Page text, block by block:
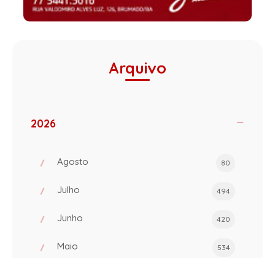
Arquivo
2026
Agosto 80
Julho 494
Junho 420
Maio 534